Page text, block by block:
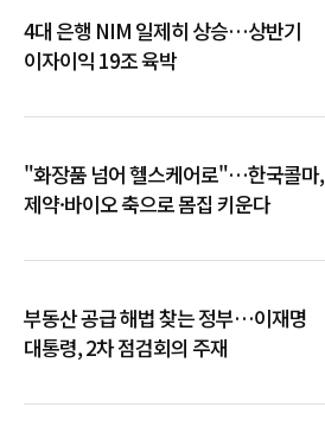
4대 은행 NIM 일제히 상승…상반기
이자이익 19조 육박
"화장품 넘어 헬스케어로"…한국콜마,
제약·바이오 축으로 몸집 키운다
부동산 공급 해법 찾는 정부…이재명
대통령, 2차 점검회의 주재